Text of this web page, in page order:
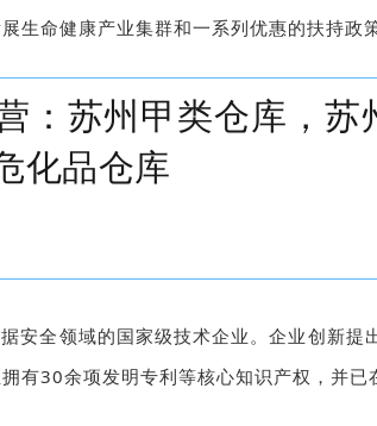
生命健康产业集群和一系列优惠的扶持
：苏州甲类仓库，
化品仓库
安全领域的国家级技术企业。企业创新
有30余项发明专利等核心知识产权，并已